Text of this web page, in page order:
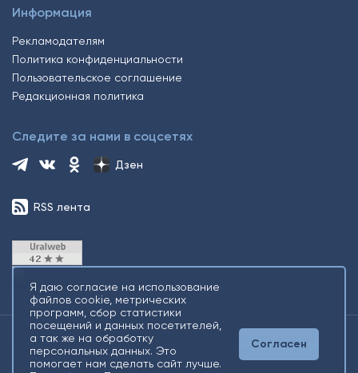
Информация
Рекламодателям
Политика конфиденциальности
Пользовательское соглашение
Редакционная политика
Следите за нами в соцсетях
Дзен
RSS лента
2026 © Все права защищены. Сетевое издание Информационное
агентство «Югорский снегирь» +16
Я даю согласие на использование
файлов cookie, метрических
программ, сбор статистики
посещений и данных посетителей,
а так же на обработку
персональных данных. Это
помогает нам сделать сайт лучше.
Согласен